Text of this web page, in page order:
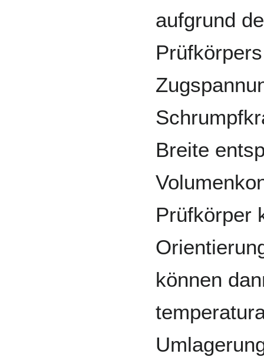
aufgrund
Breite
Prüfkörper
können